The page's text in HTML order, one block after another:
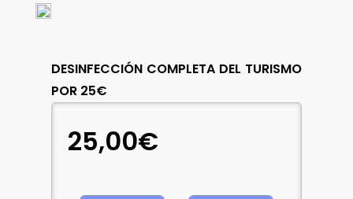
DESINFECCIÓN COMPLETA DEL TURISMO
POR 25€
25,00€